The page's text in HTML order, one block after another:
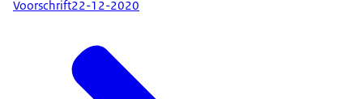
Voorschrift22-12-2020